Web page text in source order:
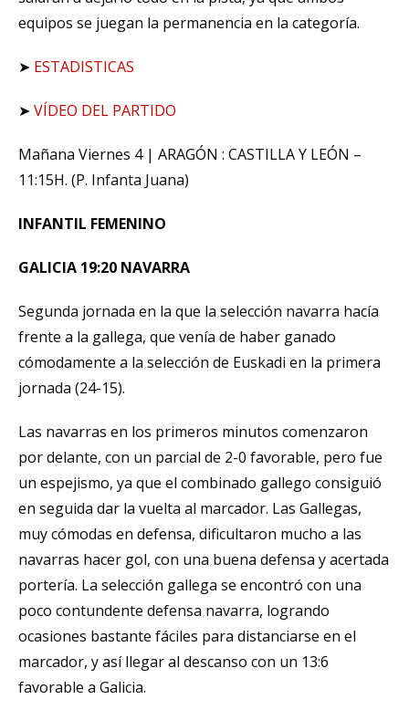
equipos se juegan la permanencia en la categoría.
➤ ESTADISTICAS
➤VÍDEO DEL PARTIDO
Mañana Viernes 4 | ARAGÓN : CASTILLA Y LEÓN –
11:15H. (P. Infanta Juana)
INFANTIL FEMENINO
GALICIA 19:20 NAVARRA
Segunda jornada en la que la selección navarra hacía
frente a la gallega, que venía de haber ganado
cómodamente a la selección de Euskadi en la primera
jornada (24-15).
Las navarras en los primeros minutos comenzaron
por delante, con un parcial de 2-0 favorable, pero fue
un espejismo, ya que el combinado gallego consiguió
en seguida dar la vuelta al marcador. Las Gallegas,
muy cómodas en defensa, dificultaron mucho a las
navarras hacer gol, con una buena defensa y acertada
portería. La selección gallega se encontró con una
poco contundente defensa navarra, logrando
ocasiones bastante fáciles para distanciarse en el
marcador, y así llegar al descanso con un 13:6
favorable a Galicia.